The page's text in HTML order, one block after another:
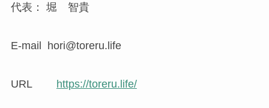
代表： 堀 智貴
E-mail hori@toreru.life
URL https://toreru.life/